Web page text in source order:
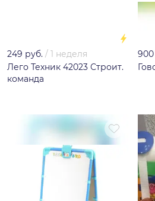
249 руб. / 1 неделя
Лего Техник 42023 Строит.
команда
900